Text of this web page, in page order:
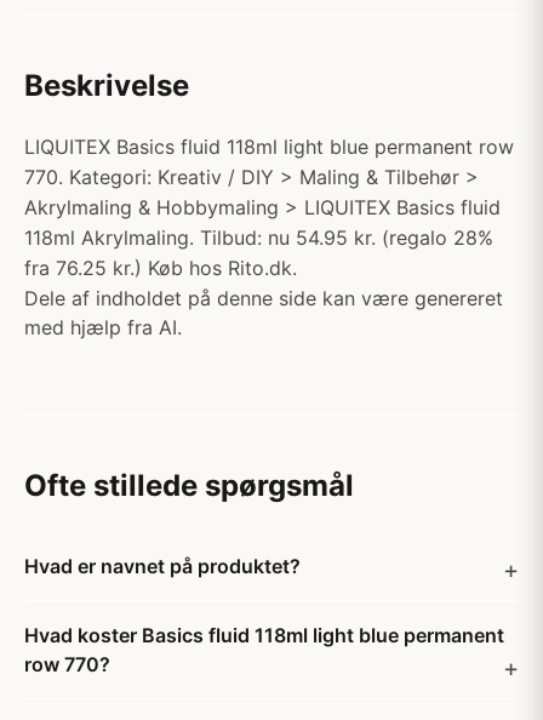
Beskrivelse
LIQUITEX Basics fluid 118ml light blue permanent row
770. Kategori: Kreativ / DIY > Maling & Tilbehør >
Akrylmaling & Hobbymaling > LIQUITEX Basics fluid
118ml Akrylmaling. Tilbud: nu 54.95 kr. (regalo 28%
fra 76.25 kr.) Køb hos Rito.dk.
Dele af indholdet på denne side kan være genereret
med hjælp fra AI.
Ofte stillede spørgsmål
Hvad er navnet på produktet?
Hvad koster Basics fluid 118ml light blue permanent
row 770?